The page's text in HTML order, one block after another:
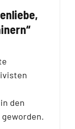
den